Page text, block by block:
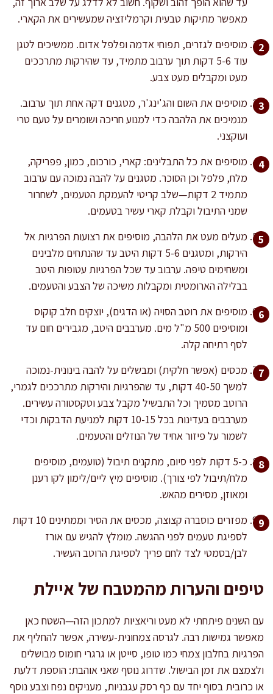
מאפשר מתיקות טבעית וקרמליזציה שמעשירים את הקארי.
מוסיפים לגזרים, תפוחי אדמה ופלפל אדום. ממשיכים לטגן
עוד 5-6 דקות תוך ערבוב מתמיד, עד שהירקות מתרככים
מעט ומקבלים מעט צבע.
מוסיפים את השום והג'ינג'ר, מטגנים דקה אחת תוך ערבוב.
מנמיכים את הלהבה כדי למנוע חריכה ושומרים על טעם טרי
ועוקצני.
מוסיפים את כל התבלינים: קארי, כורכום, כמון, פפריקה,
מלח, פלפל וכן הסוכר. מטגנים על להבה נמוכה עם ערבוב
מתמיד 2 דקות—שלב קריטי להעמקת הטעמים, לשחרור
שמני התיבול וקבלת קארי עשיר בטעמים.
מעלים מעט את הלהבה, מוסיפים את רצועות הפרגיות אל
הירקות, ומטגנים 5-6 דקות היטב עד שהנתחים מלבינים
ומשחימים טיפה. ערבוב עד שכל הפרגיות עטופות היטב
בבלילה הארומטית ומקבלות משיכה של הצבע והטעמים.
מוסיפים את רוטב הסויה (או הדגים), יוצקים חלב קוקוס
ומוסיפים 500 מ"ל מים. מערבבים היטב, מגבירים חום עד
לסף רתיחה קלה.
מכסים (אפשר חלקית) ומבשלים על להבה בינונית-נמוכה
למשך 40-50 דקות, עד שהפרגיות והירקות מתרככים לגמרי,
הרוטב מסמיך וכל התבשיל מקבל צבע וטקסטורה עשירים.
מערבבים בעדינות בכל 10-15 דקות למניעת הדבקות וכדי
לשמור על פיזור אחיד של הנוזלים והטעמים.
כ-5 דקות לפני סיום, מתקנים תיבול (טועמים, מוסיפים
מלח/תיבול לפי צורך). מוסיפים מיץ ליים/לימון לקו רענן
ומאוזן, מסירים מהאש.
מפזרים כוסברה קצוצה, מכסים את הסיר וממתינים 10 דקות
לספיגת טעמים לפני ההגשה. מומלץ להגיש עם אורז
לבן/בסמטי לצד לחם פריך לספיגת הרוטב העשיר.
טיפים והערות מהמטבח של איילת
עם השנים פיתחתי לא מעט וריאציות למתכון הזה—השטח כאן
מאפשר גמישות רבה. לגרסה צמחונית-עשירה, אפשר להחליף את
הפרגיות בחלבון צמחי כמו טופו, סייטן או גרגרי חומוס מבושלים
ולצמצם את זמן הבישול. שדרוג נוסף שאני אוהבת: הוספת דלעת
או כרובית בסוף יחד עם כף רסק עגבניות, מעניקים נפח וצבע נוסף